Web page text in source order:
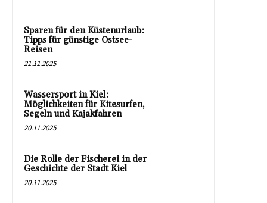
Sparen für den Küstenurlaub:
Tipps für günstige Ostsee-
Reisen
21.11.2025
Wassersport in Kiel:
Möglichkeiten für Kitesurfen,
Segeln und Kajakfahren
20.11.2025
Die Rolle der Fischerei in der
Geschichte der Stadt Kiel
20.11.2025